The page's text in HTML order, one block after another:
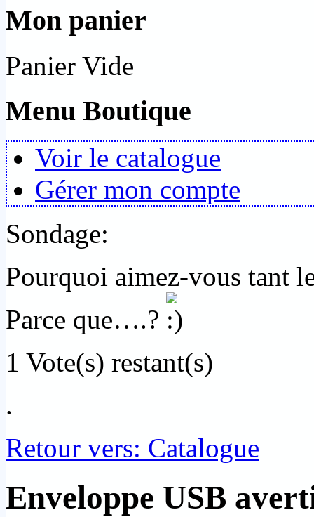
Mon panier
Panier Vide
Menu Boutique
Voir le catalogue
Gérer mon compte
Sondage:
Pourquoi aimez-vous tant
Parce que….?
1 Vote(s) restant(s)
.
Retour vers: Catalogue
Enveloppe USB